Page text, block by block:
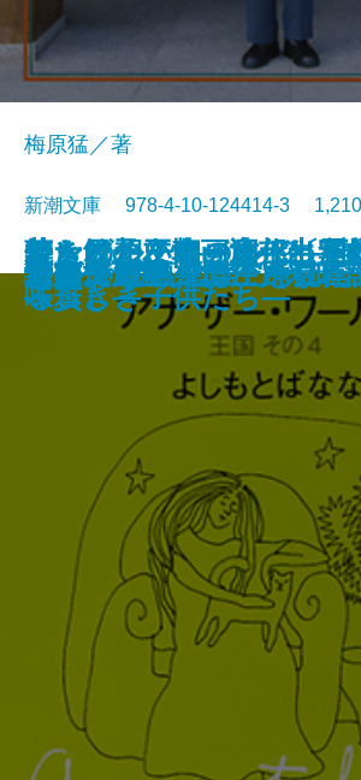
アンの想い出の日々〔
のアン・シリーズ11―
最初の人間
母なる海から日本を読み
神の代理人
若き日の友情―辻邦生・
復書簡―
いまも、君を想う
幕末史
日本の聖域
ナニカアル
葬られた王朝―古代出雲
く―
梅原猛／著
新潮文庫 978-4-10-124414-3
アナザー・ワールド―王
―
レンタルチャイルド―神
る貧しき子供たち―
女信長
焼き餃子と名画座―わた
味歩き―
どうで死ぬ身の一踊り
風の海 迷宮の岸 十二国
ふがいない僕は空を見た
月凍てる―人情江戸彩時
善人長屋
海底二万里〔上〕